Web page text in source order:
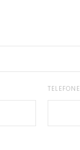
TELEFONE